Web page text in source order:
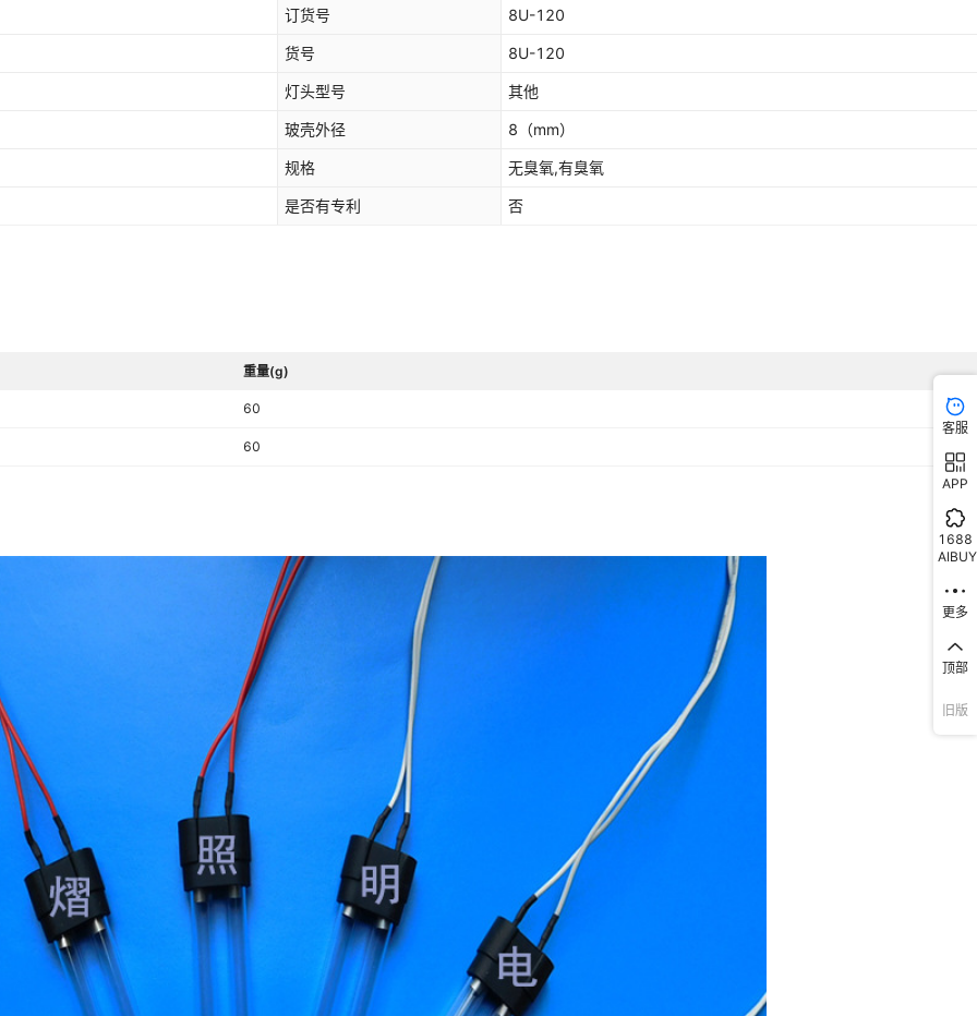
订货号 8U-120
货号 8U-120
灯头型号 其他
玻壳外径 8 （mm）
规格 无臭氧,有臭氧
是否有专利 否
重量(g)
60
60
客服
APP
1688
AIBUY
更多
顶部
旧版